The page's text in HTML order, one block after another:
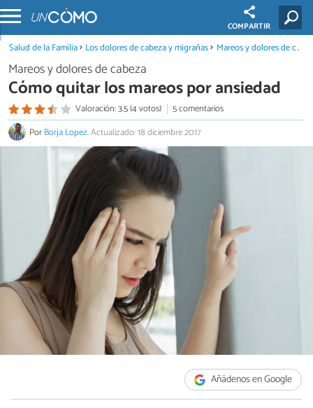
COMPARTIR
Salud de la Familia Los dolores de cabeza y migrañas Mareos y dolores de cabeza
Mareos y dolores de cabeza
Cómo quitar los mareos por ansiedad
Valoración: 3.5 (4 votos)
5 comentarios
PorBorja Lopez.Actualizado: 18 diciembre 2017
Añádenos en Google